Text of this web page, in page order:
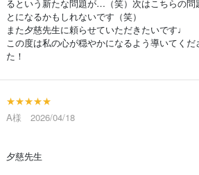
るという新たな問題が…（笑）次はこちらの問
とになるかもしれないです（笑）
また夕慈先生に頼らせていただきたいです♩
この度は私の心が穏やかになるよう導いてく
た！
★★★★★
A様 2026/04/18
夕慈先生